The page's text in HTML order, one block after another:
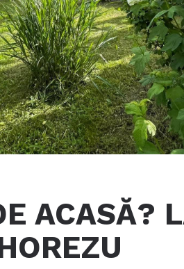
ACASĂ?